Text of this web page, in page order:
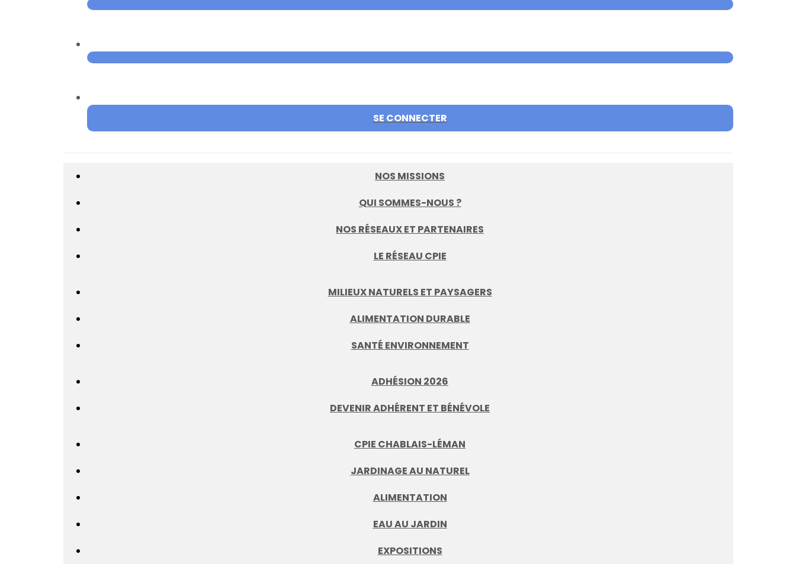
SE CONNECTER
NOS MISSIONS
QUI SOMMES-NOUS ?
NOS RÉSEAUX ET PARTENAIRES
LE RÉSEAU CPIE
MILIEUX NATURELS ET PAYSAGERS
ALIMENTATION DURABLE
SANTÉ ENVIRONNEMENT
ADHÉSION 2026
DEVENIR ADHÉRENT ET BÉNÉVOLE
CPIE CHABLAIS-LÉMAN
JARDINAGE AU NATUREL
ALIMENTATION
EAU AU JARDIN
EXPOSITIONS